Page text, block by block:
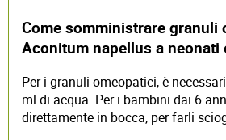
Come somministrare granuli
Aconitum napellus a neonati
Per i granuli omeopatici, è
ml di acqua. Per i bambini dai 6
direttamente in bocca, per farli